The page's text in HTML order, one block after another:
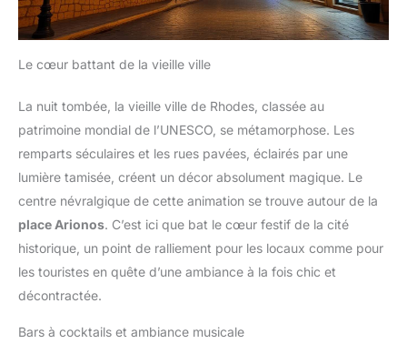
Le cœur battant de la vieille ville
La nuit tombée, la vieille ville de Rhodes, classée au
patrimoine mondial de l’UNESCO, se métamorphose. Les
remparts séculaires et les rues pavées, éclairés par une
lumière tamisée, créent un décor absolument magique. Le
centre névralgique de cette animation se trouve autour de la
place Arionos. C’est ici que bat le cœur festif de la cité
historique, un point de ralliement pour les locaux comme pour
les touristes en quête d’une ambiance à la fois chic et
décontractée.
Bars à cocktails et ambiance musicale